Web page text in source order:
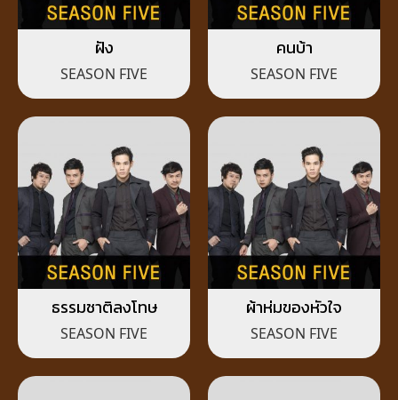
ฝัง
SEASON FIVE
คนบ้า
SEASON FIVE
ธรรมชาติลงโทษ
SEASON FIVE
ผ้าห่มของหัวใจ
SEASON FIVE